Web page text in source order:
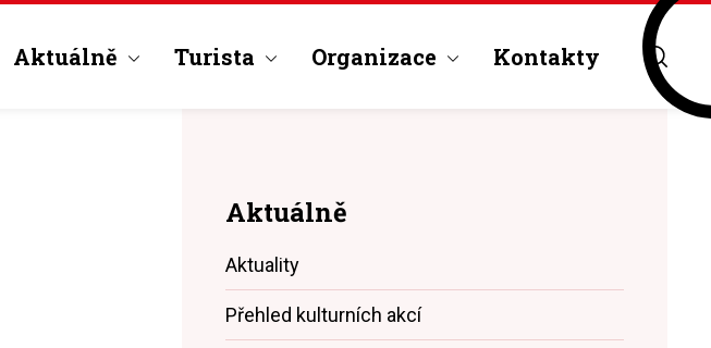
Aktuálně Turista Organizace Kontakty
Aktuálně
Aktuality
Přehled kulturních akcí